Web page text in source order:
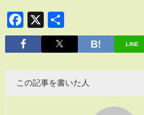
Facebook
X
有
LINE
この記事を書いた人